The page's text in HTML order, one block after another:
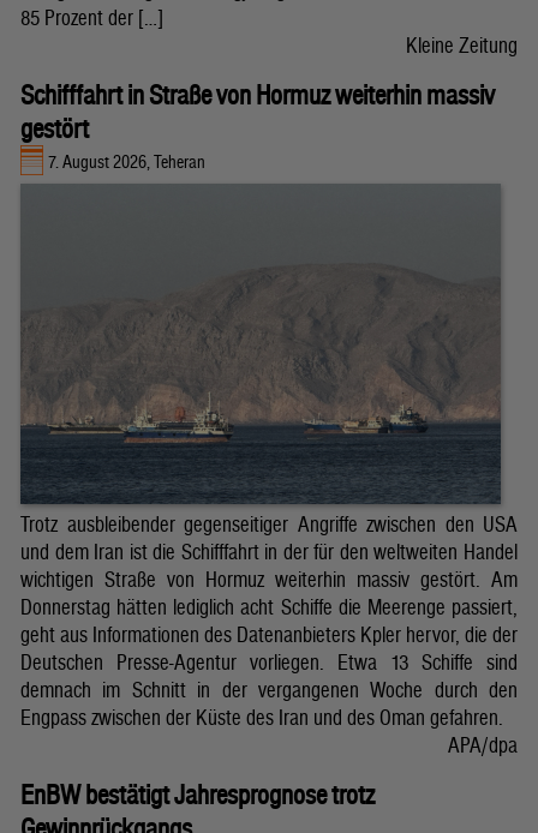
85 Prozent der […]
Kleine Zeitung
Schifffahrt in Straße von Hormuz weiterhin massiv
gestört
7. August 2026, Teheran
Trotz ausbleibender gegenseitiger Angriffe zwischen den USA
und dem Iran ist die Schifffahrt in der für den weltweiten Handel
wichtigen Straße von Hormuz weiterhin massiv gestört. Am
Donnerstag hätten lediglich acht Schiffe die Meerenge passiert,
geht aus Informationen des Datenanbieters Kpler hervor, die der
Deutschen Presse-Agentur vorliegen. Etwa 13 Schiffe sind
demnach im Schnitt in der vergangenen Woche durch den
Engpass zwischen der Küste des Iran und des Oman gefahren.
APA/dpa
EnBW bestätigt Jahresprognose trotz